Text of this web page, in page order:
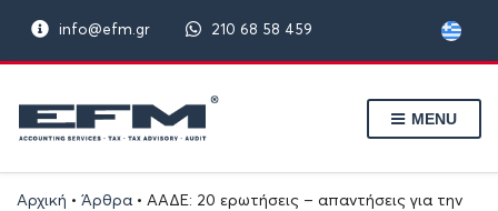
info@efm.gr 210 68 58 459
MENU
Αρχική • Άρθρα • ΑΑΔΕ: 20 ερωτήσεις – απαντήσεις για την